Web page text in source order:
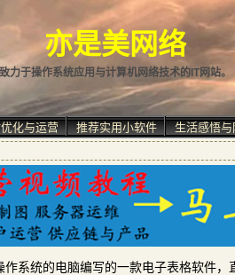
亦是美网络
致力于操作系统应用与计算机网络技术的IT网站。
化与运营 推荐实用小软件 生活感悟与
系统的电脑编写的一款电子表格软件，